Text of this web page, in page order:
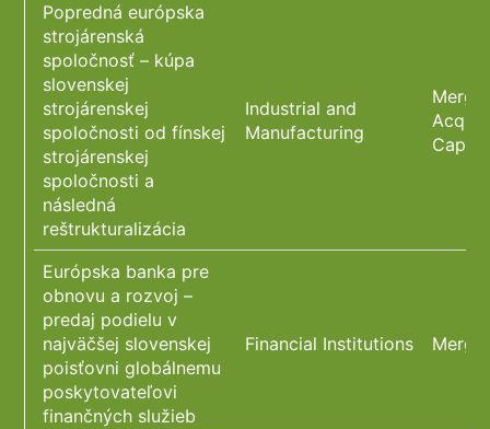
Popredná európska
strojárenská
spoločnosť – kúpa
slovenskej
strojárenskej
spoločnosti od fínskej
strojárenskej
spoločnosti a
následná
reštrukturalizácia
Industrial and
Manufacturing
Európska banka pre
obnovu a rozvoj –
predaj podielu v
najväčšej slovenskej
poisťovni globálnemu
poskytovateľovi
finančných služieb
Financial Institutions